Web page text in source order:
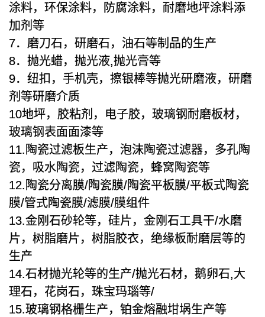
涂料，环保涂料，防腐涂料，耐磨地坪涂料添
加剂等
7．磨刀石，研磨石，油石等制品的生产
8．抛光蜡，抛光液,抛光膏等
9．纽扣，手机壳，擦银棒等抛光研磨液，研磨
剂等研磨介质
10地坪，胶粘剂，电子胶，玻璃钢耐磨板材，
玻璃钢表面面漆等
11.陶瓷过滤板生产，泡沫陶瓷过滤器，多孔陶
瓷，吸水陶瓷，过滤陶瓷，蜂窝陶瓷等
12.陶瓷分离膜/陶瓷膜/陶瓷平板膜/平板式陶瓷
膜/管式陶瓷膜/滤膜/膜组件
13.金刚石砂轮等，硅片，金刚石工具干/水磨
片，树脂磨片，树脂胶衣，绝缘板耐磨层等的
生产
14.石材抛光轮等的生产/抛光石材，鹅卵石,大
理石，花岗石，珠宝玛瑙等/
15.玻璃钢格栅生产，铂金熔融坩埚生产等